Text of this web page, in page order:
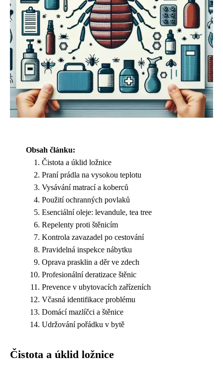
Obsah článku:
Čistota a úklid ložnice
Praní prádla na vysokou teplotu
Vysávání matrací a koberců
Použití ochranných povlaků
Esenciální oleje: levandule, tea tree
Repelenty proti štěnicím
Kontrola zavazadel po cestování
Pravidelná inspekce nábytku
Oprava prasklin a děr ve zdech
Profesionální deratizace štěnic
Prevence v ubytovacích zařízeních
Včasná identifikace problému
Domácí mazlíčci a štěnice
Udržování pořádku v bytě
Čistota a úklid ložnice